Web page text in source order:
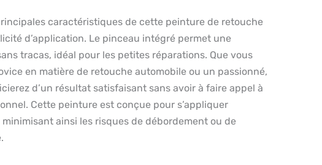
caractéristiques de cette peinture de retouche
d’application. Le pinceau intégré permet une
tracas, idéal pour les petites réparations. Que vous
en matière de retouche automobile ou un passionné,
d’un résultat satisfaisant sans avoir à faire appel à
Cette peinture est conçue pour s’appliquer
ainsi les risques de débordement ou de